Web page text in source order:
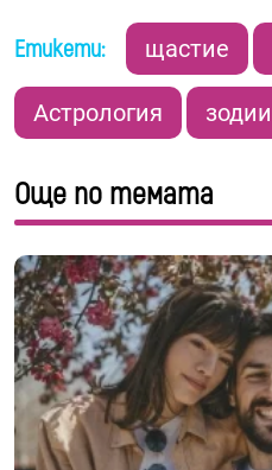
Етикети: щастие
Астрология зодии
Още по темата